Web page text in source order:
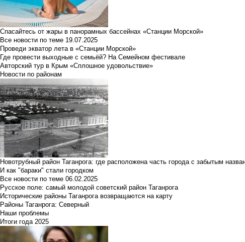
Спасайтесь от жары в панорамных бассейнах «Станции Морской»
Все новости по теме 19.07.2025
Проведи экватор лета в «Станции Морской»
Где провести выходные с семьёй? На Семейном фестивале
Авторский тур в Крым «Сплошное удовольствие»
Новости по районам
Новотрубный район Таганрога: где расположена часть города с забытым
И как "бараки" стали городком
Все новости по теме 06.02.2025
Русское поле: самый молодой советский район Таганрога
Исторические районы Таганрога возвращаются на карту
Районы Таганрога: Северный
Наши проблемы
Итоги года 2025